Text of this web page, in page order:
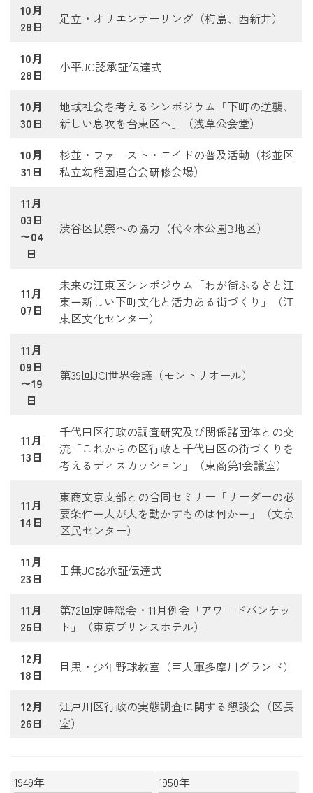
10月
28日
足立・オリエンテーリング（梅島、西新井）
10月
28日
小平JC認承証伝達式
10月
30日
地域社会を考えるシンポジウム「下町の逆襲、
新しい息吹を台東区へ」（浅草公会堂）
10月
31日
杉並・ファースト・エイドの普及活動（杉並区
私立幼稚園連合会研修会場）
11月
03日
～04
日
渋谷区民祭への協力（代々木公園B地区）
11月
07日
未来の江東区シンポジウム「わが街ふるさと江
東－新しい下町文化と活力ある街づくり」（江
東区文化センター）
11月
09日
～19
日
第39回JCI世界会議（モントリオール）
11月
13日
千代田区行政の調査研究及び関係諸団体との交
流「これからの区行政と千代田区の街づくりを
考えるディスカッション」（東商第1会議室）
11月
14日
東商文京支部との合同セミナー「リーダーの必
要条件－人が人を動かすものは何か－」（文京
区民センター）
11月
23日
田無JC認承証伝達式
11月
26日
第72回定時総会・11月例会「アワードバンケッ
ト」（東京プリンスホテル）
12月
18日
目黒・少年野球教室（巨人軍多摩川グランド）
12月
26日
江戸川区行政の実態調査に関する懇談会（区長
室）
1949年 1950年